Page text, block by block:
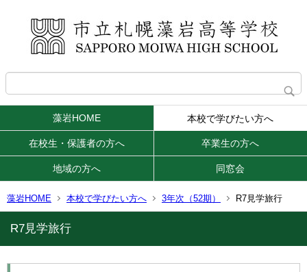
藻岩HOME 本校で学びたい方へ
在校生・保護者の方へ 卒業生の方へ
地域の方へ 同窓会
藻岩HOME 本校で学びたい方へ 3年次（52期） R7見学旅行
R7見学旅行